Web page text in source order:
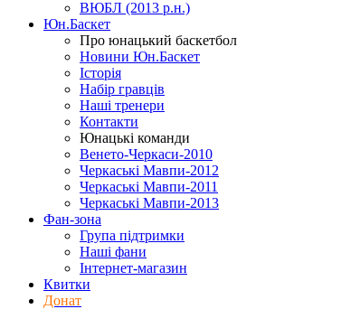
ВЮБЛ (2013 р.н.)
Юн.Баскет
Про юнацький баскетбол
Новини Юн.Баскет
Історія
Набір гравців
Наші тренери
Контакти
Юнацькі команди
Венето-Черкаси-2010
Черкаські Мавпи-2012
Черкаські Мавпи-2011
Черкаські Мавпи-2013
Фан-зона
Група підтримки
Наші фани
Інтернет-магазин
Квитки
Донат